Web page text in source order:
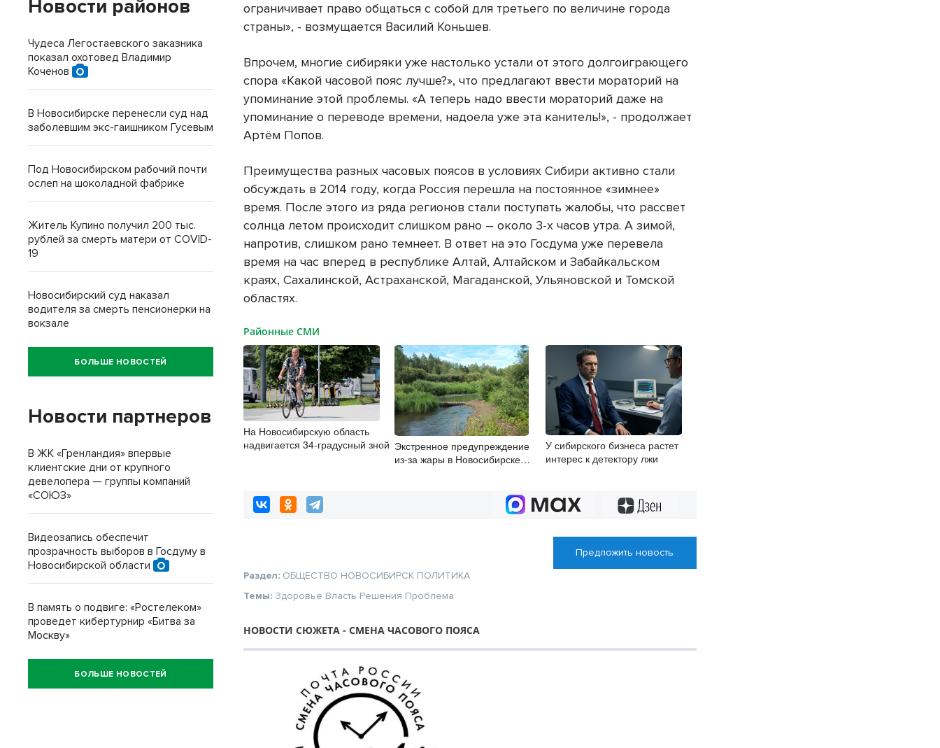
ограничивает право общаться с собой для третьего по величине города
страны», - возмущается Василий Коньшев.
Впрочем, многие сибиряки уже настолько устали от этого долгоиграющего
спора «Какой часовой пояс лучше?», что предлагают ввести мораторий на
упоминание этой проблемы. «А теперь надо ввести мораторий даже на
упоминание о переводе времени, надоела уже эта канитель!», - продолжает
Артём Попов.
Преимущества разных часовых поясов в условиях Сибири активно стали
обсуждать в 2014 году, когда Россия перешла на постоянное «зимнее»
время. После этого из ряда регионов стали поступать жалобы, что рассвет
солнца летом происходит слишком рано – около 3-х часов утра. А зимой,
напротив, слишком рано темнеет. В ответ на это Госдума уже перевела
время на час вперед в республике Алтай, Алтайском и Забайкальском
краях, Сахалинской, Астраханской, Магаданской, Ульяновской и Томской
областях.
Районные СМИ
На Новосибирскую область
надвигается 34-градусный зной Экстренное предупреждение
из-за жары в Новосибирске
У сибирского бизнеса растет
интерес к детектору лжи
Предложить новость
Раздел: ОБЩЕСТВО НОВОСИБИРСК ПОЛИТИКА
Темы: Здоровье Власть Решения Проблема
НОВОСТИ СЮЖЕТА - СМЕНА ЧАСОВОГО ПОЯСА
Новости районов
Чудеса Легостаевского заказника
показал охотовед Владимир
Коченов
В Новосибирске перенесли суд над
заболевшим экс-гаишником Гусевым
Под Новосибирском рабочий почти
ослеп на шоколадной фабрике
Житель Купино получил 200 тыс.
рублей за смерть матери от COVID-
19
Новосибирский суд наказал
водителя за смерть пенсионерки на
вокзале
БОЛЬШЕ НОВОСТЕЙ
Новости партнеров
В ЖК «Гренландия» впервые
клиентские дни от крупного
девелопера — группы компаний
«СОЮЗ»
Видеозапись обеспечит
прозрачность выборов в Госдуму в
Новосибирской области
В память о подвиге: «Ростелеком»
проведет кибертурнир «Битва за
Москву»
БОЛЬШЕ НОВОСТЕЙ